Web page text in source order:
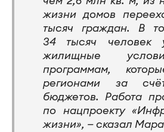
жизни домов
тысяч граждан. В
34 тысяч человек
жилищные
программам,
регионами за
бюджетов. Работа
по нацпроекту
жизни», — сказал